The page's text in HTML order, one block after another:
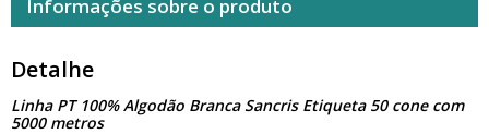
Informações sobre o produto
Detalhe
Linha PT 100% Algodão Branca Sancris Etiqueta 50 cone com
5000 metros